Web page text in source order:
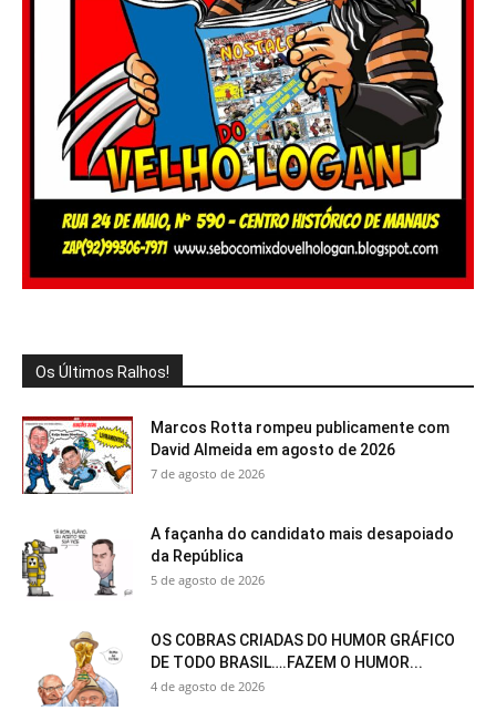
Os Últimos Ralhos!
Marcos Rotta rompeu publicamente com
David Almeida em agosto de 2026
7 de agosto de 2026
A façanha do candidato mais desapoiado
da República
5 de agosto de 2026
OS COBRAS CRIADAS DO HUMOR GRÁFICO
DE TODO BRASIL….FAZEM O HUMOR...
4 de agosto de 2026